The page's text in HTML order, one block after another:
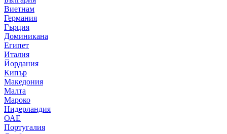
Виетнам
Германия
Гърция
Доминикана
Египет
Италия
Йордания
Кипър
Македония
Малта
Мароко
Нидерландия
ОАЕ
Португалия